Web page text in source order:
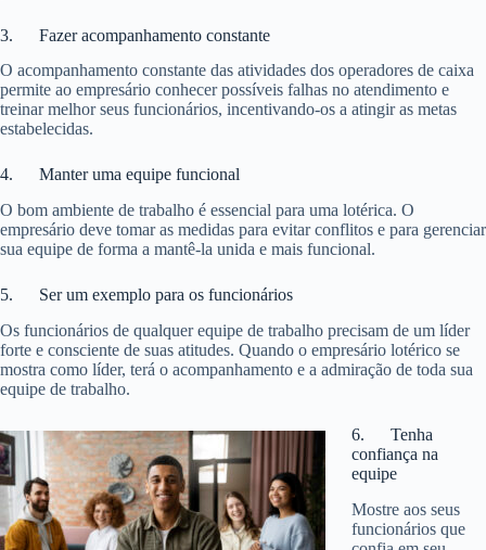
3. Fazer acompanhamento constante
O acompanhamento constante das atividades dos operadores de caixa
permite ao empresário conhecer possíveis falhas no atendimento e
treinar melhor seus funcionários, incentivando-os a atingir as metas
estabelecidas.
4. Manter uma equipe funcional
O bom ambiente de trabalho é essencial para uma lotérica. O
empresário deve tomar as medidas para evitar conflitos e para gerenciar
sua equipe de forma a mantê-la unida e mais funcional.
5. Ser um exemplo para os funcionários
Os funcionários de qualquer equipe de trabalho precisam de um líder
forte e consciente de suas atitudes. Quando o empresário lotérico se
mostra como líder, terá o acompanhamento e a admiração de toda sua
equipe de trabalho.
6. Tenha
confiança na
equipe
Mostre aos seus
funcionários que